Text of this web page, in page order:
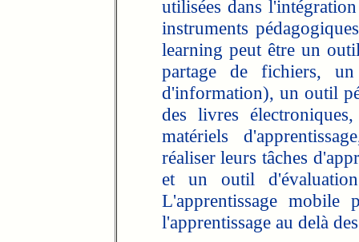
utilisées dans
instruments
learning peut être un
partage de fichiers,
d'information), un outil
des livres
matériels
réaliser leurs tâches
et un outil
L'apprentissage mobile
l'apprentissage au delà